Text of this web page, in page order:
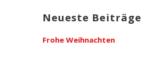
Neueste Beiträge
Frohe Weihnachten